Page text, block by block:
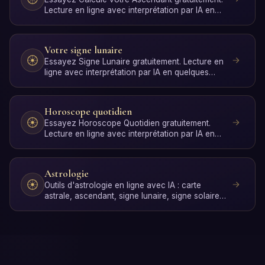
Lecture en ligne avec interprétation par IA en
Votre signe lunaire
Essayez Signe Lunaire gratuitement. Lecture en
ligne avec interprétation par IA en quelques
Horoscope quotidien
Essayez Horoscope Quotidien gratuitement.
Lecture en ligne avec interprétation par IA en
Astrologie
Outils d'astrologie en ligne avec IA : carte
astrale, ascendant, signe lunaire, signe solaire,